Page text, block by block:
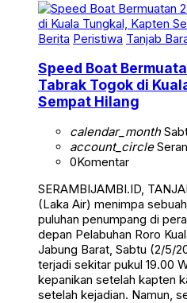
Berita Peristiwa Tanjab
Speed Boat
Tabrak Togok di
Sempat Hilang
calendar_month
account_circle
0Komentar
SERAMBIJAMBI.ID,
(Laka Air) menimpa
puluhan penumpang di
depan Pelabuhan Roro
Jabung Barat, Sabtu (2/5/
terjadi sekitar pukul 19.00
kepanikan setelah kapten
setelah kejadian. Namun,